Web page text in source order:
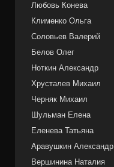
Любовь Конева
Клименко Ольга
Соловьев Валерий
Белов Олег
Ноткин Александр
Хрусталев Михаил
Черняк Михаил
Шульман Елена
Еленева Татьяна
Аравушкин Александр
Вершинина Наталия